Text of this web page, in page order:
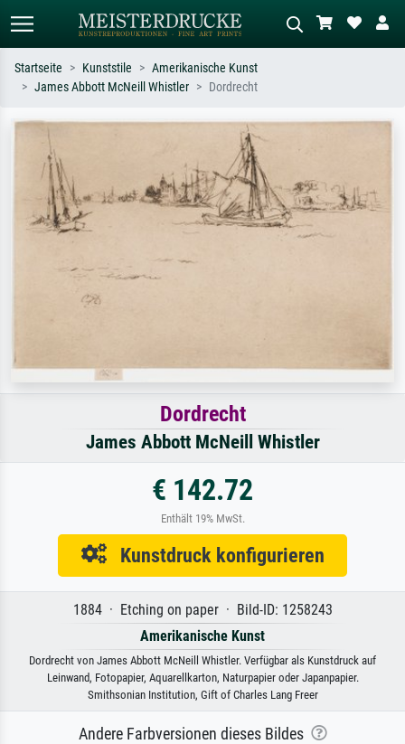
oder Stilen – z.B. Monet,
Sternennacht, Impressionismus, Welle
Hokusai, Akt.
Beschreiben Sie die Szene – z.B. Grüne
Wiese, Abstrakt mit viel Rot, Dunkles
Ölgemälde, Stehender Akt neben einem
Baum.
Startseite Kunststile
Amerikanische Kunst
James Abbott McNeill Whistler
Dordrecht
Dordrecht
James Abbott McNeill Whistler
€ 142.72
Enthält 19% MwSt.
Kunstdruck konfigurieren
1884 · Etching on paper · Bild-ID: 1258243
Amerikanische Kunst
Dordrecht von James Abbott McNeill Whistler. Verfügbar als Kunstdruck auf
Leinwand, Fotopapier, Aquarellkarton, Naturpapier oder Japanpapier.
Smithsonian Institution, Gift of Charles Lang Freer
Andere Farbversionen dieses Bildes